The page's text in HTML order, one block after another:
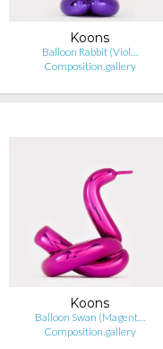
Koons
Balloon Rabbit (Viol…
Composition.gallery
Koons
Balloon Swan (Magent…
Composition.gallery